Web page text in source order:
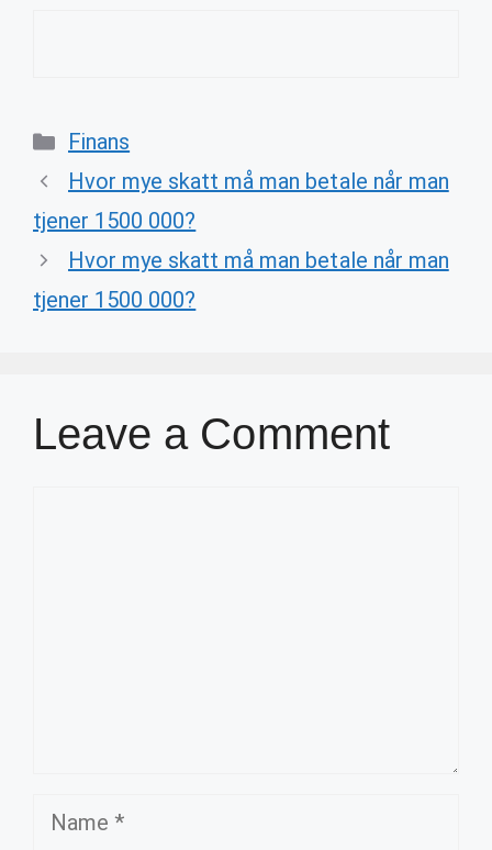
Categories
Finans
Hvor mye skatt må man betale når man
tjener 1500 000?
Hvor mye skatt må man betale når man
tjener 1500 000?
Leave a Comment
Name